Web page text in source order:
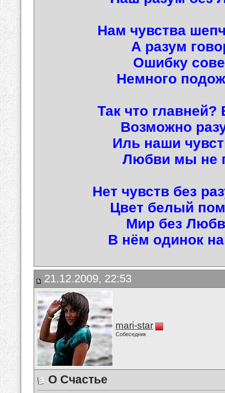
Нам чувства
А разум
Ошибку
Немного
Так что
Возможно
Иль наши
Любви мы не
Нет чувств без
Цвет белый
Мир без
В нём одинок
21.12.2009, 22:53
mari-star
Собеседник
О Счастье